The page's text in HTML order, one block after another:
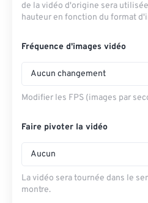
de la vidéo d'origine sera
hauteur en fonction du format
Fréquence d'images vidéo
Aucun changement
Modifier les FPS (images par
Faire pivoter la vidéo
Aucun
La vidéo sera tournée dans le
montre.